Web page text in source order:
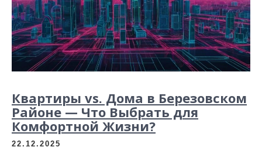
Квартиры vs. Дома в Березовском
Районе — Что Выбрать для
Комфортной Жизни?
22.12.2025